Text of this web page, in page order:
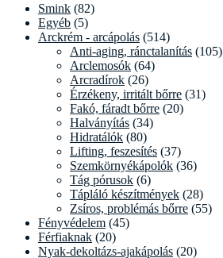
Smink (82)
Egyéb (5)
Arckrém - arcápolás (514)
Anti-aging, ránctalanítás (105)
Arclemosók (64)
Arcradírok (26)
Érzékeny, irritált bőrre (31)
Fakó, fáradt bőrre (20)
Halványítás (34)
Hidratálók (80)
Lifting, feszesítés (37)
Szemkörnyékápolók (36)
Tág pórusok (6)
Tápláló készítmények (28)
Zsíros, problémás bőrre (55)
Fényvédelem (45)
Férfiaknak (20)
Nyak-dekoltázs-ajakápolás (20)